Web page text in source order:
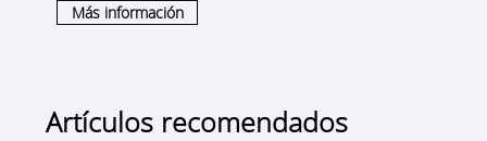
Más información
Artículos recomendados